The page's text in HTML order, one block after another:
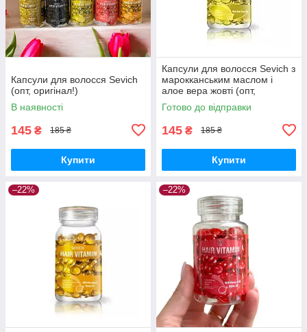
Капсули для волосся Sevich
(опт, оригінал!)
В наявності
145 ₴ 185 ₴
Купити
Капсули для волосся Sevich з
марокканським маслом і
алое вера жовті (опт,
оригінал!)
Готово до відправки
145 ₴ 185 ₴
Купити
–22% –22%